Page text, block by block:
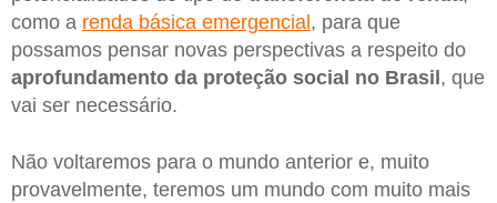
como a renda básica emergencial, para que
possamos pensar novas perspectivas a respeito do
aprofundamento da proteção social no Brasil, que
vai ser necessário.
Não voltaremos para o mundo anterior e, muito
provavelmente, teremos um mundo com muito mais